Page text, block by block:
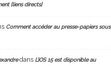
[liens directs]
Comment accéder au presse-papiers sous
dans L’iOS 15 est disponible au